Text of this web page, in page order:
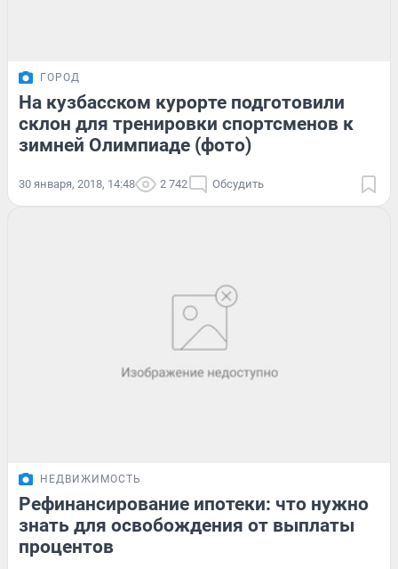
ГОРОД
На кузбасском курорте подготовили
склон для тренировки спортсменов к
зимней Олимпиаде (фото)
30 января, 2018, 14:48 2 742 Обсудить
НЕДВИЖИМОСТЬ
Рефинансирование ипотеки: что нужно
знать для освобождения от выплаты
процентов